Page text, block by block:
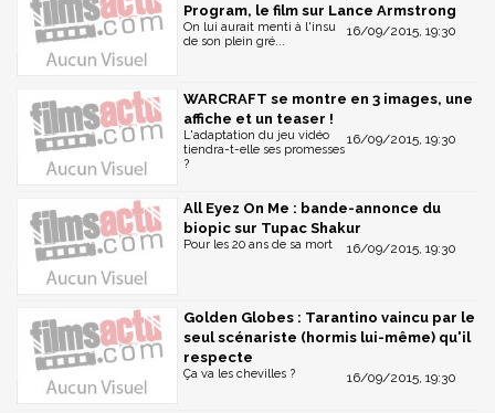
Program, le film sur Lance Armstrong
16/09/2015, 19:30
On lui aurait menti à l'insu
de son plein gré...
WARCRAFT se montre en 3 images, une
affiche et un teaser !
16/09/2015, 19:30
L'adaptation du jeu vidéo
tiendra-t-elle ses promesses
?
All Eyez On Me : bande-annonce du
biopic sur Tupac Shakur
16/09/2015, 19:30
Pour les 20 ans de sa mort
Golden Globes : Tarantino vaincu par le
seul scénariste (hormis lui-même) qu'il
respecte
16/09/2015, 19:30
Ça va les chevilles ?